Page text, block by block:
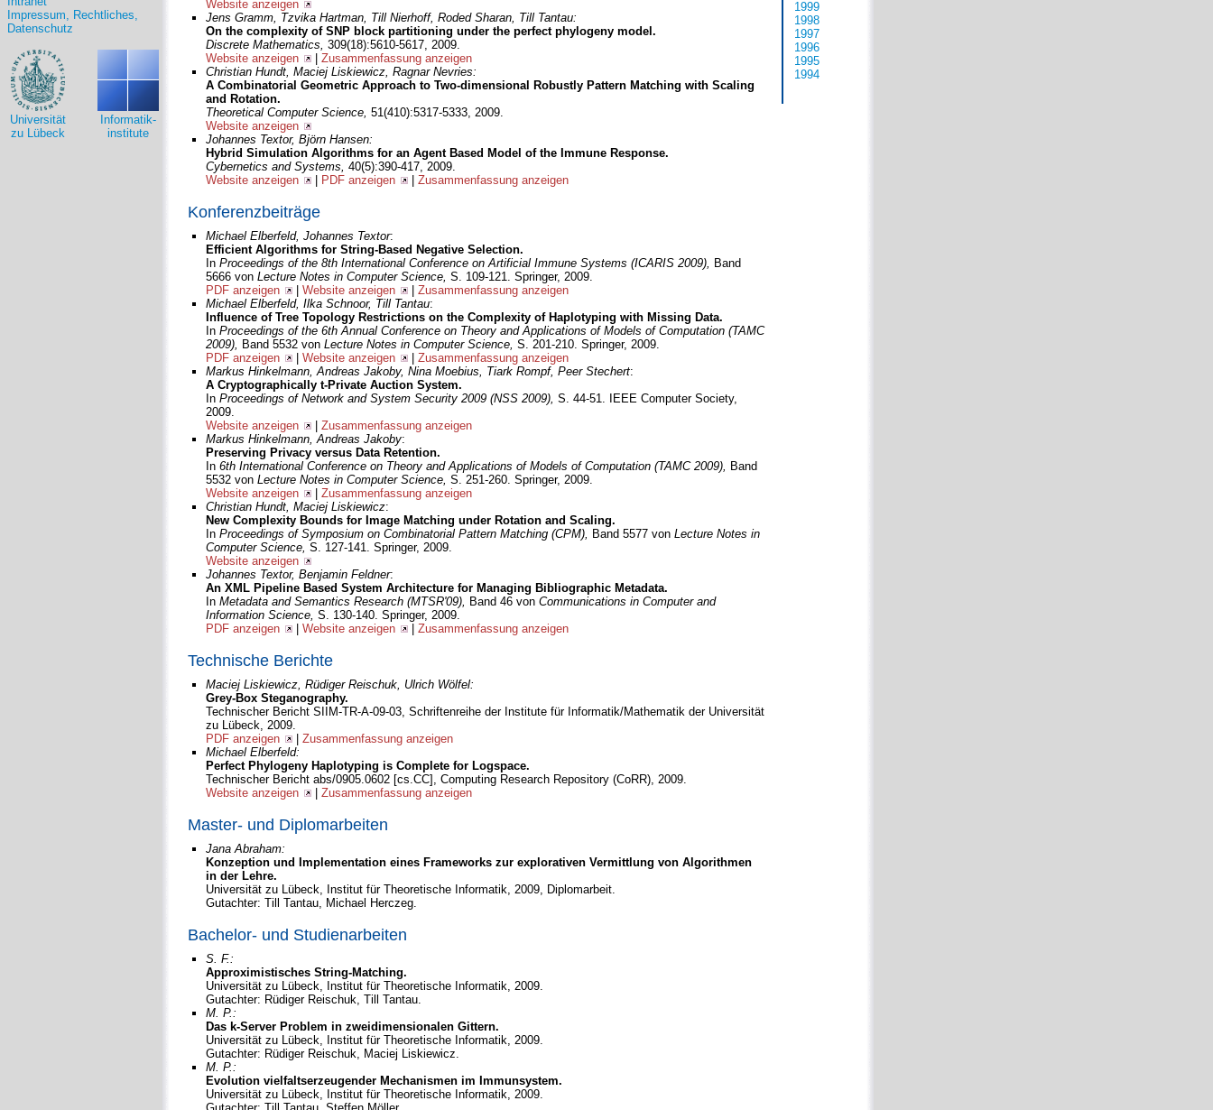
Impressum, Rechtliches,
Datenschutz
Universität
zu Lübeck
Informatik-
institute
1999
1998
1997
1996
1995
1994
Website anzeigen
Jens Gramm, Tzvika Hartman, Till Nierhoff, Roded Sharan, Till Tantau:
On the complexity of SNP block partitioning under the perfect phylogeny model.
Discrete Mathematics, 309(18):5610-5617, 2009.
Website anzeigen
| Zusammenfassung anzeigen
Christian Hundt, Maciej Liskiewicz, Ragnar Nevries:
A Combinatorial Geometric Approach to Two-dimensional Robustly Pattern Matching with Scaling
and Rotation.
Theoretical Computer Science, 51(410):5317-5333, 2009.
Website anzeigen
Johannes Textor, Björn Hansen:
Hybrid Simulation Algorithms for an Agent Based Model of the Immune Response.
Cybernetics and Systems, 40(5):390-417, 2009.
Website anzeigen
| PDF anzeigen | Zusammenfassung anzeigen
Konferenzbeiträge
Michael Elberfeld, Johannes Textor:
Efficient Algorithms for String-Based Negative Selection.
In Proceedings of the 8th International Conference on Artificial Immune Systems (ICARIS 2009), Band
5666 von Lecture Notes in Computer Science, S. 109-121. Springer, 2009.
PDF anzeigen
| Website anzeigen | Zusammenfassung anzeigen
Michael Elberfeld, Ilka Schnoor, Till Tantau:
Influence of Tree Topology Restrictions on the Complexity of Haplotyping with Missing Data.
In Proceedings of the 6th Annual Conference on Theory and Applications of Models of Computation (TAMC
2009), Band 5532 von Lecture Notes in Computer Science, S. 201-210. Springer, 2009.
PDF anzeigen
| Website anzeigen | Zusammenfassung anzeigen
Markus Hinkelmann, Andreas Jakoby, Nina Moebius, Tiark Rompf, Peer Stechert:
A Cryptographically t-Private Auction System.
In Proceedings of Network and System Security 2009 (NSS 2009), S. 44-51. IEEE Computer Society,
2009.
Website anzeigen
| Zusammenfassung anzeigen
Markus Hinkelmann, Andreas Jakoby:
Preserving Privacy versus Data Retention.
In 6th International Conference on Theory and Applications of Models of Computation (TAMC 2009), Band
5532 von Lecture Notes in Computer Science, S. 251-260. Springer, 2009.
Website anzeigen
| Zusammenfassung anzeigen
Christian Hundt, Maciej Liskiewicz:
New Complexity Bounds for Image Matching under Rotation and Scaling.
In Proceedings of Symposium on Combinatorial Pattern Matching (CPM), Band 5577 von Lecture Notes in
Computer Science, S. 127-141. Springer, 2009.
Website anzeigen
Johannes Textor, Benjamin Feldner:
An XML Pipeline Based System Architecture for Managing Bibliographic Metadata.
In Metadata and Semantics Research (MTSR'09), Band 46 von Communications in Computer and
Information Science, S. 130-140. Springer, 2009.
PDF anzeigen
| Website anzeigen | Zusammenfassung anzeigen
Technische Berichte
Maciej Liskiewicz, Rüdiger Reischuk, Ulrich Wölfel:
Grey-Box Steganography.
Technischer Bericht SIIM-TR-A-09-03, Schriftenreihe der Institute für Informatik/Mathematik der Universität
zu Lübeck, 2009.
PDF anzeigen
| Zusammenfassung anzeigen
Michael Elberfeld:
Perfect Phylogeny Haplotyping is Complete for Logspace.
Technischer Bericht abs/0905.0602 [cs.CC], Computing Research Repository (CoRR), 2009.
Website anzeigen
| Zusammenfassung anzeigen
Master- und Diplomarbeiten
Jana Abraham:
Konzeption und Implementation eines Frameworks zur explorativen Vermittlung von Algorithmen
in der Lehre.
Universität zu Lübeck, Institut für Theoretische Informatik, 2009, Diplomarbeit.
Gutachter: Till Tantau, Michael Herczeg.
Bachelor- und Studienarbeiten
S. F.:
Approximistisches String-Matching.
Universität zu Lübeck, Institut für Theoretische Informatik, 2009.
Gutachter: Rüdiger Reischuk, Till Tantau.
M. P.:
Das k-Server Problem in zweidimensionalen Gittern.
Universität zu Lübeck, Institut für Theoretische Informatik, 2009.
Gutachter: Rüdiger Reischuk, Maciej Liskiewicz.
M. P.:
Evolution vielfaltserzeugender Mechanismen im Immunsystem.
Universität zu Lübeck, Institut für Theoretische Informatik, 2009.